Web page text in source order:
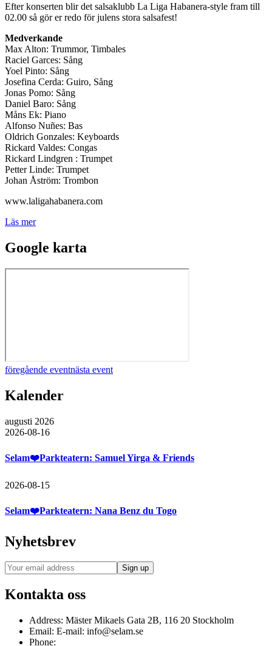
Efter konserten blir det salsaklubb La Liga Habanera-style fram till
02.00 så gör er redo för julens stora salsafest!
Medverkande
Max Alton: Trummor, Timbales
Raciel Garces: Sång
Yoel Pinto: Sång
Josefina Cerda: Guiro, Sång
Jonas Pomo: Sång
Daniel Baro: Sång
Måns Ek: Piano
Alfonso Nuñes: Bas
Oldrich Gonzales: Keyboards
Rickard Valdes: Congas
Rickard Lindgren : Trumpet
Petter Linde: Trumpet
Johan Åström: Trombon
www.laligahabanera.com
Läs mer
Google karta
föregående eventnästa event
Kalender
augusti 2026
2026-08-16
Selam❤️Parkteatern: Samuel Yirga & Friends
2026-08-15
Selam❤️Parkteatern: Nana Benz du Togo
Nyhetsbrev
Kontakta oss
Address: Mäster Mikaels Gata 2B, 116 20 Stockholm
Email: E-mail: info@selam.se
Phone: